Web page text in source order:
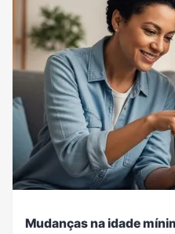
Mudanças na idade